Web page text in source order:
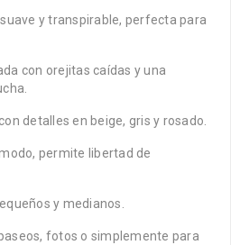
y transpirable, perfecta para
con orejitas caídas y una
detalles en beige, gris y rosado.
permite libertad de
y medianos.
fotos o simplemente para